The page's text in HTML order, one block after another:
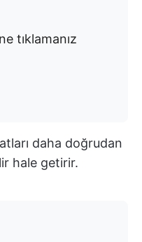
tıklamanız
daha doğrudan
hale getirir.